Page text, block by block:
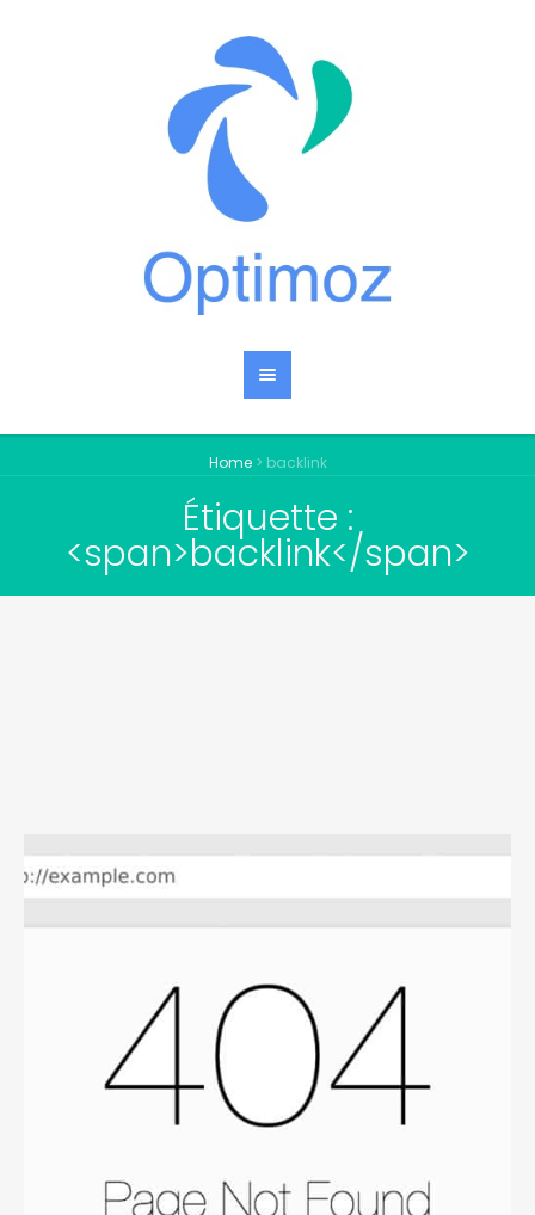
Home > backlink
Étiquette :
<span>backlink</span>